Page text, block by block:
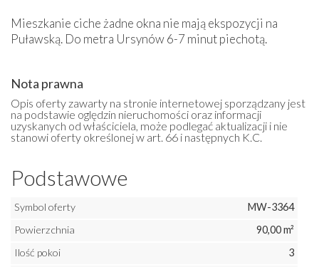
Mieszkanie ciche żadne okna nie mają ekspozycji na
Puławską. Do metra Ursynów 6-7 minut piechotą.
Nota prawna
Opis oferty zawarty na stronie internetowej sporządzany jest
na podstawie oględzin nieruchomości oraz informacji
uzyskanych od właściciela, może podlegać aktualizacji i nie
stanowi oferty określonej w art. 66 i następnych K.C.
Podstawowe
Symbol oferty
MW-3364
Powierzchnia
90,00 m²
Ilość pokoi
3